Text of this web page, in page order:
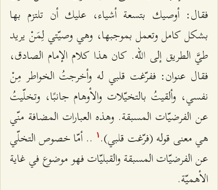
فقال: أوصيك بتسعة أشياء، عليك أن تلتزم بها
بشكل كامل وتعمل بموجبها، وهي وصيّتي لِمَنْ يريد
طيَّ الطريق إلى الله. كان هذا كلام الإمام الصادق،
فقال عنوان: ففرّغت قلبي له وأخرجتُ الخواطر مِنْ
نفسي، وألقيتُ بالتخيّلات والأوهام جانبًا، وتخلّيتُ
عن الفرضيّات المسبقة. وهذه العبارات المضافة منّي
هي معنى قوله (فرّغت قلبي). ۱
.. أمّا خصوص التخلّي
عن الفرضيّات المسبقة والقبليّات فهو موضوع في غاية
الأهميّة.